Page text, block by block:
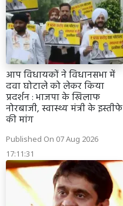
आप विधायकों ने विधानसभा में
दवा घोटाले को लेकर किया
प्रदर्शन : भाजपा के खिलाफ
नोरबाजी, स्वास्थ्य मंत्री के इस्तीफे
की मांग
Published On 07 Aug 2026
17:11:31